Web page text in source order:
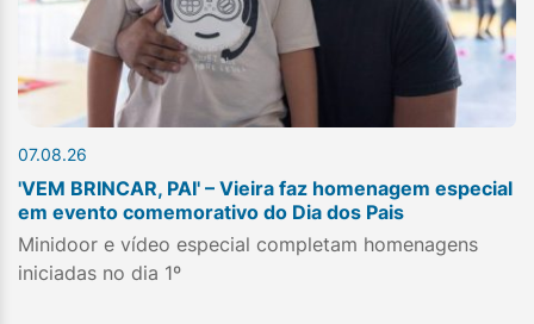
07.08.26
'VEM BRINCAR, PAI' – Vieira faz homenagem especial
em evento comemorativo do Dia dos Pais
Minidoor e vídeo especial completam homenagens
iniciadas no dia 1º